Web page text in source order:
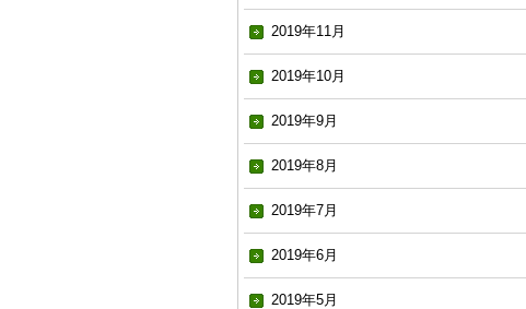
2019年11月
2019年10月
2019年9月
2019年8月
2019年7月
2019年6月
2019年5月